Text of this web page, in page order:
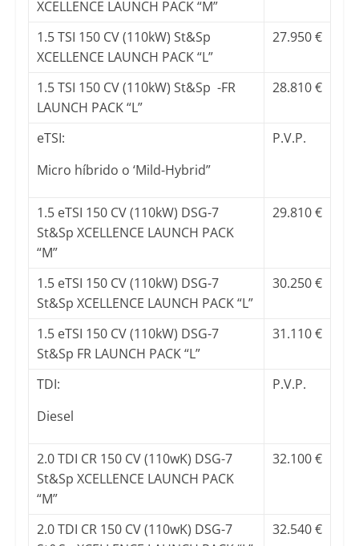
XCELLENCE LAUNCH PACK “M”
1.5 TSI 150 CV (110kW) St&Sp
XCELLENCE LAUNCH PACK “L”
27.950 €
1.5 TSI 150 CV (110kW) St&Sp -FR
LAUNCH PACK “L”
28.810 €
eTSI:
Micro híbrido o ‘Mild-Hybrid”
P.V.P.
1.5 eTSI 150 CV (110kW) DSG-7
St&Sp XCELLENCE LAUNCH PACK
“M”
29.810 €
1.5 eTSI 150 CV (110kW) DSG-7
St&Sp XCELLENCE LAUNCH PACK “L”
30.250 €
1.5 eTSI 150 CV (110kW) DSG-7
St&Sp FR LAUNCH PACK “L”
31.110 €
TDI:
Diesel
P.V.P.
2.0 TDI CR 150 CV (110wK) DSG-7
St&Sp XCELLENCE LAUNCH PACK
“M”
32.100 €
2.0 TDI CR 150 CV (110wK) DSG-7
32.540 €